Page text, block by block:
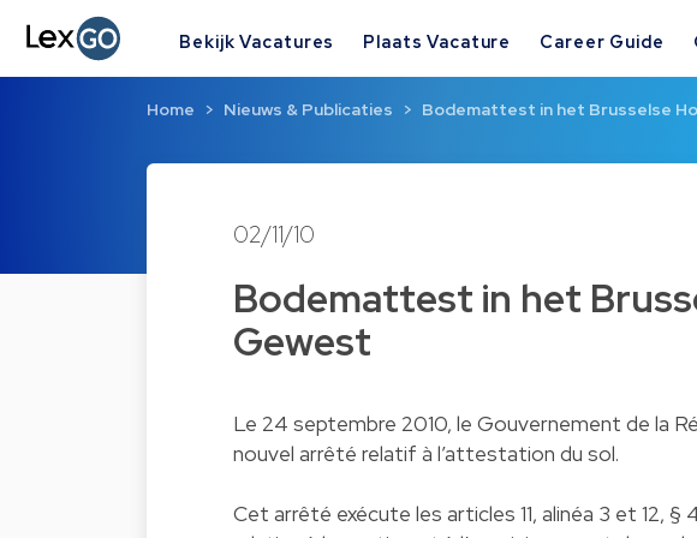
Bekijk Vacatures Plaats Vacature Career Guide
Home Nieuws & Publicaties Bodemattest in het Brusselse
02/11/10
Bodemattest in het
Gewest
Le 24 septembre 2010, le Gouvernement de la
nouvel arrêté relatif à l’attestation du sol.
Cet arrêté exécute les articles 11, alinéa 3 et 12,